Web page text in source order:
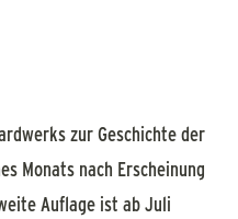
zur Geschichte der
Monats nach Erscheinung
Auflage ist ab Juli